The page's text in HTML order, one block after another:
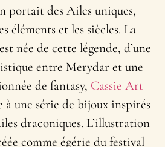
portait des Ailes uniques,
éléments et les siècles. La
née de cette légende, d’une
entre Merydar et une
de fantasy, Cassie Art
à une série de bijoux inspirés
draconiques. L’illustration
comme égérie du festival